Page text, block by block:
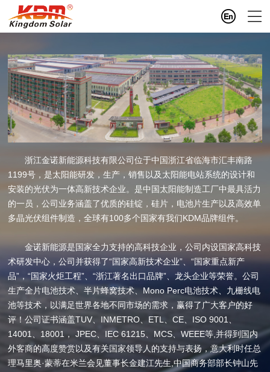
浙江金诺新能源科技有限公司位于中国浙江省临海市汇丰南路
1199号，是太阳能研发，生产，销售以及太阳能电站系统的设计和
安装的光伏为一体高新技术企业。是中国太阳能制造工厂中最具活力
的一员，公司业务涵盖了优质的硅锭，硅片，电池片生产以及高效单
多晶光伏组件制造，全球有100多个国家有我们KDM品牌组件。
金诺新能源是国家全力支持的高科技企业，公司内设国家高科技
术研发中心，公司并获得了“国家高新技术企业”、“国家重点新产
品”，“国家火炬工程”、“浙江著名出口品牌”、龙头企业等荣誉。公司
生产全片电池技术、半片蜂窝技术、Mono Perc电池技术、九栅线电
池等技术，以满足世界各地不同市场的需求，赢得了广大客户的好
评！公司证书涵盖TUV、INMETRO、ETL、CE、ISO 9001、
14001、18001， JPEC、IEC 61215、MCS、WEEE等,并得到国内
外客商的高度赞赏以及有关国家领导人的支持与表扬，意大利时任总
理马里奥·蒙蒂在米兰会见董事长金建江先生,中国商务部部长钟山先